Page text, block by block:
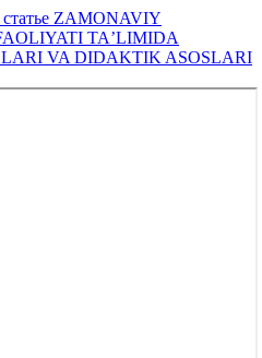
ZAMONAVIY
TAʼLIMIDA
VA DIDAKTIK ASOSLARI